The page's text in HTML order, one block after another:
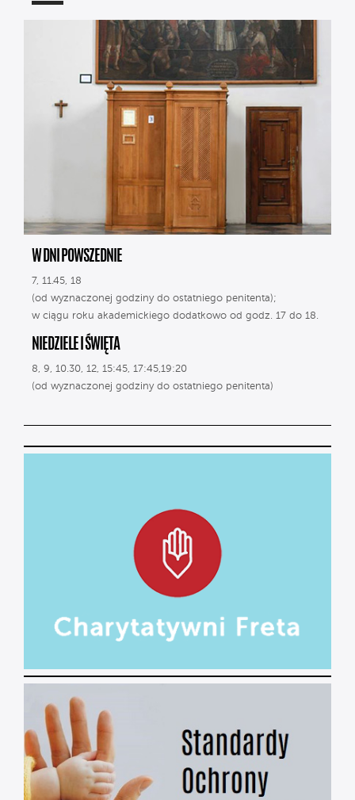
W DNI POWSZEDNIE
7, 11.45, 18
(od wyznaczonej godziny do ostatniego penitenta);
w ciągu roku akademickiego dodatkowo od godz. 17 do 18.
NIEDZIELE I ŚWIĘTA
8, 9, 10.30, 12, 15:45, 17:45,19:20
(od wyznaczonej godziny do ostatniego penitenta)